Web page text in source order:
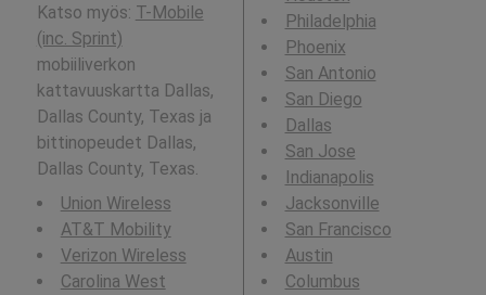
Katso myös: T-Mobile
(inc. Sprint)
mobiiliverkon
kattavuuskartta Dallas,
Dallas County, Texas ja
bittinopeudet Dallas,
Dallas County, Texas.
Union Wireless
AT&T Mobility
Verizon Wireless
Carolina West
Philadelphia
Phoenix
San Antonio
San Diego
Dallas
San Jose
Indianapolis
Jacksonville
San Francisco
Austin
Columbus